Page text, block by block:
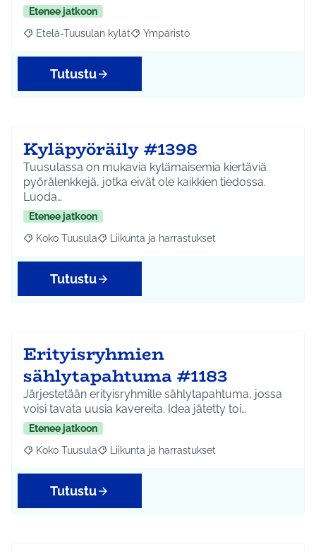
Etenee jatkoon
Rajaa tulokset aihepiirin mukaan: Etelä-Tuusulan kylät
Etelä-Tuusulan kylät Rajaa tulokset teeman mukaan:
Ympäristö
Tutustu
Kyläpyöräily #1398
Tuusulassa on mukavia kylämaisemia kiertäviä
pyörälenkkejä, jotka eivät ole kaikkien tiedossa.
Luoda…
Etenee jatkoon
Rajaa tulokset aihepiirin mukaan: Koko Tuusula
Koko Tuusula Rajaa tulokset teeman mukaan: Liikunta ja
Liikunta ja harrastukset
Tutustu
Erityisryhmien
sählytapahtuma #1183
Järjestetään erityisryhmille sählytapahtuma, jossa
voisi tavata uusia kavereita. Idea jätetty toi…
Etenee jatkoon
Rajaa tulokset aihepiirin mukaan: Koko Tuusula
Koko Tuusula Rajaa tulokset teeman mukaan: Liikunta ja
Liikunta ja harrastukset
Tutustu